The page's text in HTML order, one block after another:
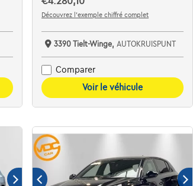
Découvrez l’exemple chiffré complet
3390 Tielt-Winge, AUTOKRUISPUNT
Comparer
Voir le véhicule